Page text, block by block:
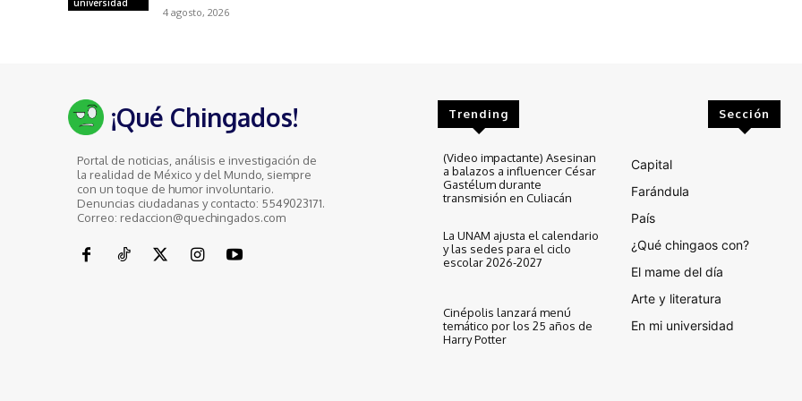
universidad
4 agosto, 2026
¡Qué Chingados!
Portal de noticias, análisis e investigación de
la realidad de México y del Mundo, siempre
con un toque de humor involuntario.
Denuncias ciudadanas y contacto: 5549023171.
Correo: redaccion@quechingados.com
Trending
(Video impactante) Asesinan
a balazos a influencer César
Gastélum durante
transmisión en Culiacán
La UNAM ajusta el calendario
y las sedes para el ciclo
escolar 2026-2027
Cinépolis lanzará menú
temático por los 25 años de
Harry Potter
Sección
Capital
Farándula
País
¿Qué chingaos con?
El mame del día
Arte y literatura
En mi universidad